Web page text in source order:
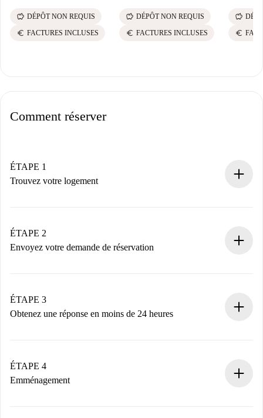
savings DÉPÔT NON REQUIS
euro FACTURES INCLUSES
savings DÉPÔT NON REQUIS
euro FACTURES INCLUSES
savings
euro
Comment réserver
ÉTAPE 1
Trouvez votre logement
Vous disposez à l’avance de toutes les informations
nécessaires.
ÉTAPE 2
Envoyez votre demande de réservation
Nous ne vous facturerons rien tant que le propriétaire
n’aura pas accepté.
ÉTAPE 3
Obtenez une réponse en moins de 24 heures
contact avec le propriétaire.
Si refusé : aucun prélèvement et nous vous proposerons
ÉTAPE 4
Emménagement